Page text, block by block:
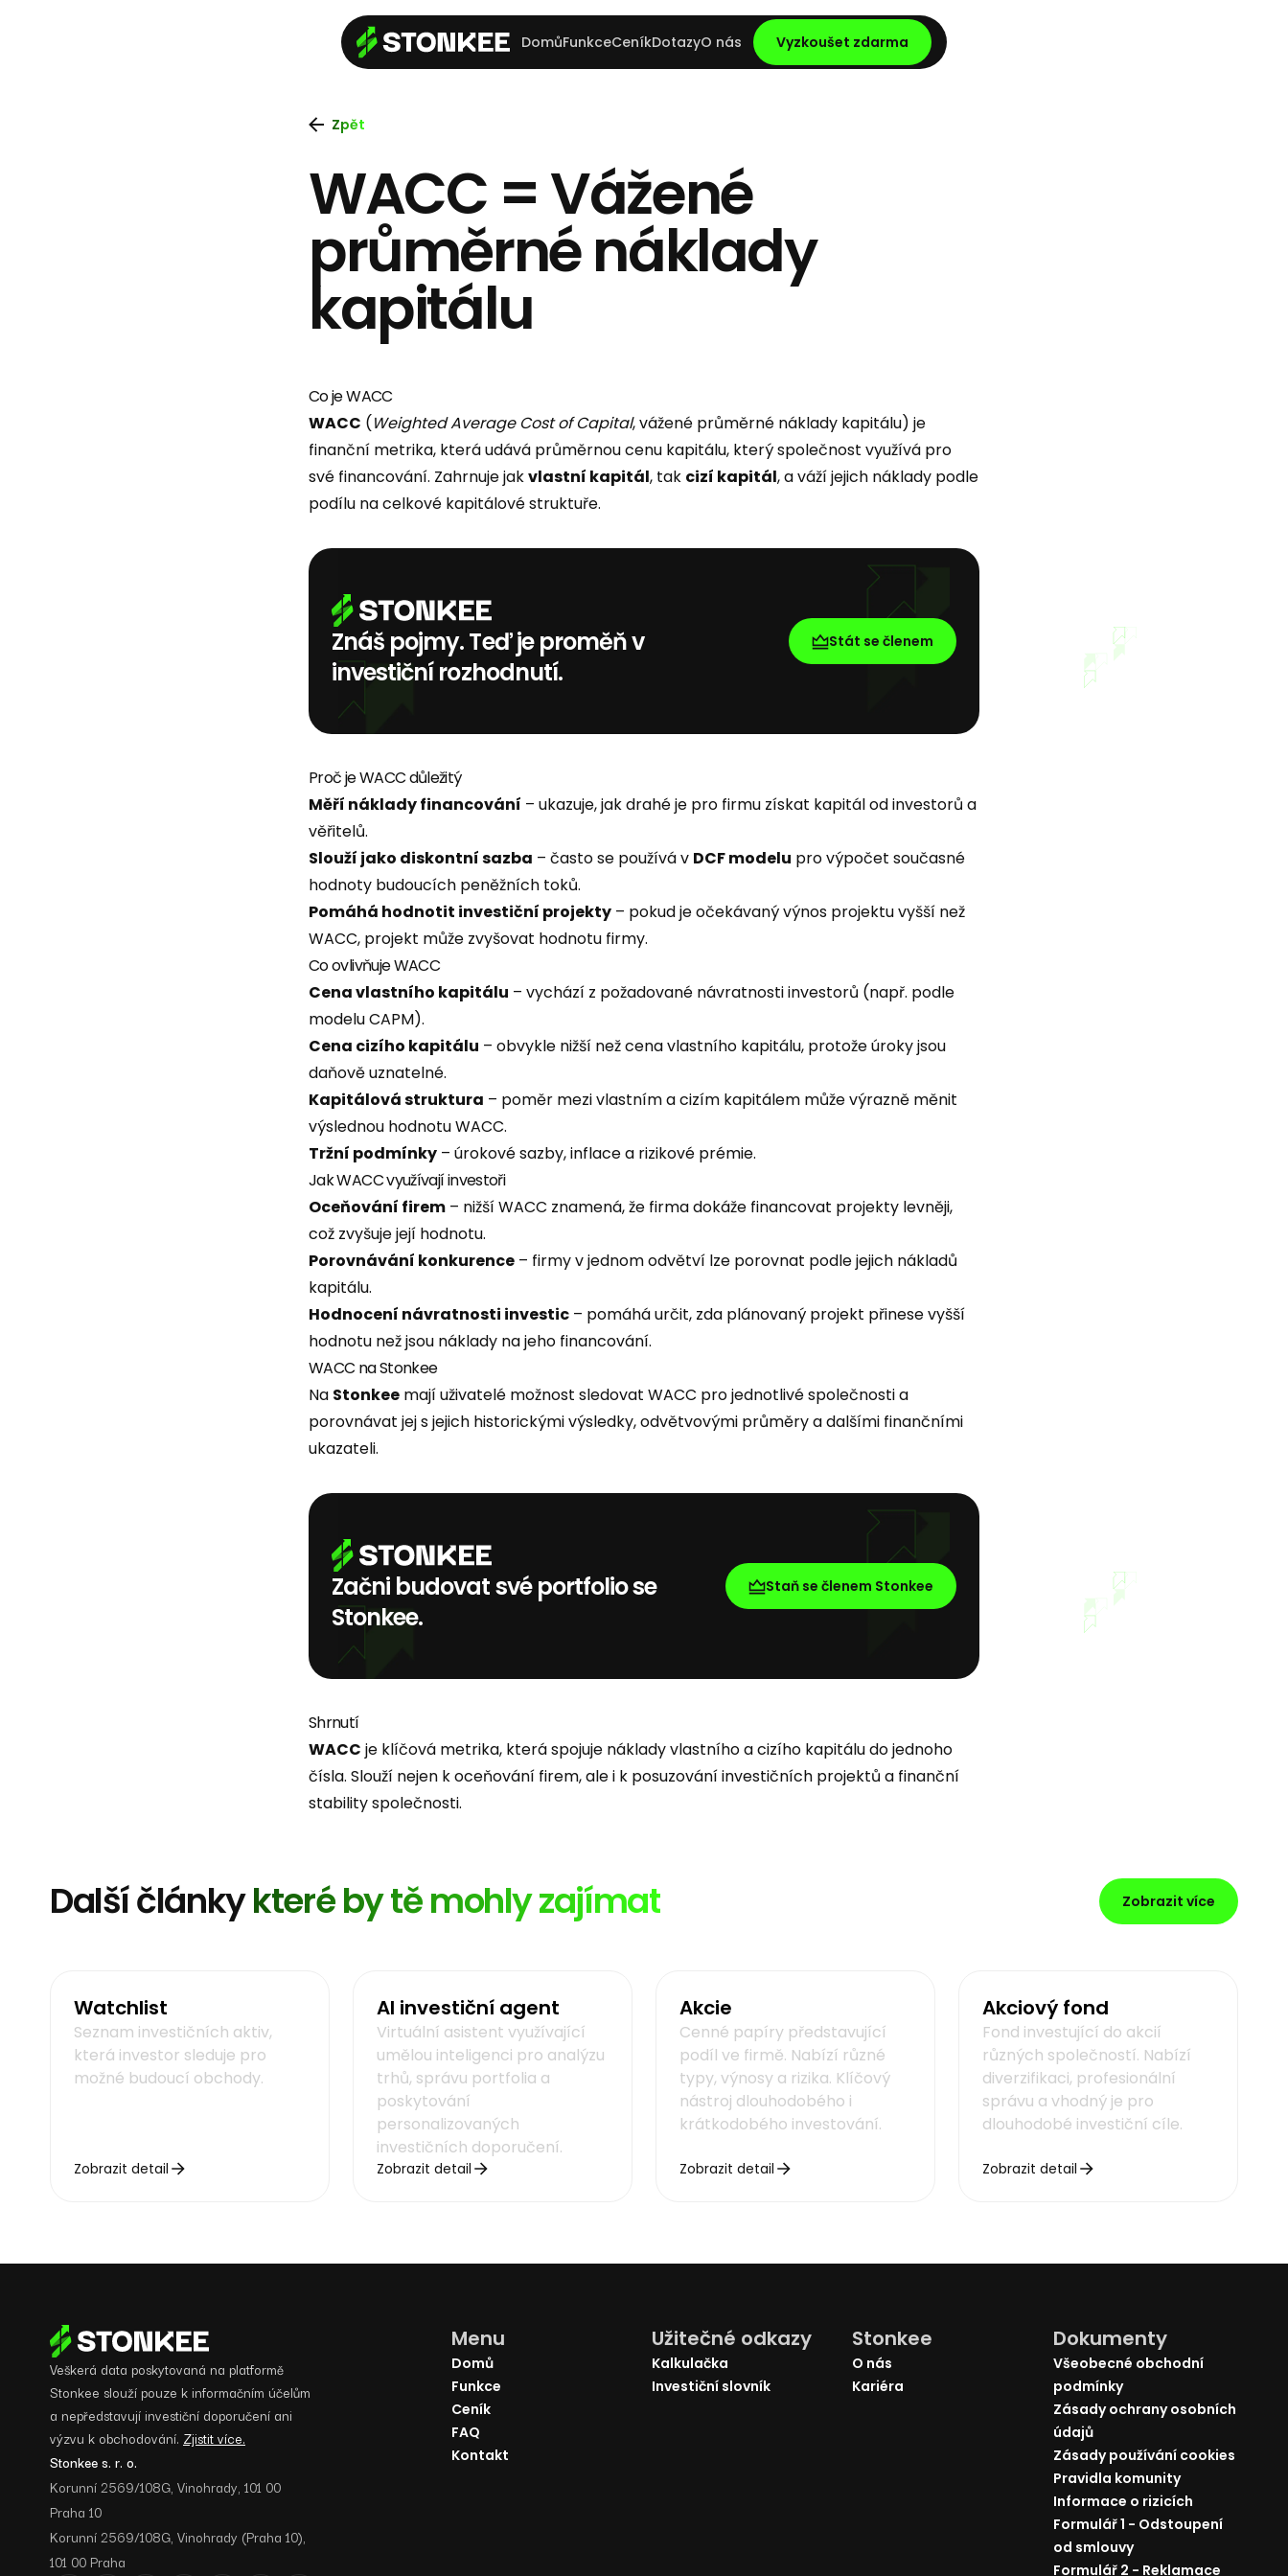
DomůFunkceCeníkDotazyO nás Vyzkoušet zdarma
Zpět
WACC = Vážené
průměrné náklady
kapitálu
Co je WACC
WACC (Weighted Average Cost of Capital, vážené průměrné náklady kapitálu) je
finanční metrika, která udává průměrnou cenu kapitálu, který společnost využívá pro
své financování. Zahrnuje jakvlastní kapitál, tak cizí kapitál, a váží jejich náklady podle
podílu na celkové kapitálové struktuře.
Znáš pojmy. Teď je proměň v
investiční rozhodnutí.
Stát se členem
Proč je WACC důležitý
Měří náklady financování – ukazuje, jak drahé je pro firmu získat kapitál od investorů a
věřitelů.
Slouží jako diskontní sazba – často se používá v DCF modelu pro výpočet současné
hodnoty budoucích peněžních toků.
Pomáhá hodnotit investiční projekty – pokud je očekávaný výnos projektu vyšší než
WACC, projekt může zvyšovat hodnotu firmy.
Co ovlivňuje WACC
Cena vlastního kapitálu – vychází z požadované návratnosti investorů (např. podle
modelu CAPM).
Cena cizího kapitálu – obvykle nižší než cena vlastního kapitálu, protože úroky jsou
daňově uznatelné.
Kapitálová struktura – poměr mezi vlastním a cizím kapitálem může výrazně měnit
výslednou hodnotu WACC.
Tržní podmínky – úrokové sazby, inflace a rizikové prémie.
Jak WACC využívají investoři
Oceňování firem – nižší WACC znamená, že firma dokáže financovat projekty levněji,
což zvyšuje její hodnotu.
Porovnávání konkurence – firmy v jednom odvětví lze porovnat podle jejich nákladů
kapitálu.
Hodnocení návratnosti investic – pomáhá určit, zda plánovaný projekt přinese vyšší
hodnotu než jsou náklady na jeho financování.
WACC na Stonkee
Na Stonkee mají uživatelé možnost sledovat WACC pro jednotlivé společnosti a
porovnávat jej s jejich historickými výsledky, odvětvovými průměry a dalšími finančními
ukazateli.
Začni budovat své portfolio se
Stonkee.
Staň se členem Stonkee
Shrnutí
WACC je klíčová metrika, která spojuje náklady vlastního a cizího kapitálu do jednoho
čísla. Slouží nejen k oceňování firem, ale i k posuzování investičních projektů a finanční
stability společnosti.
Další článkykteré by tě mohly zajímat Zobrazit více
Watchlist
Seznam investičních aktiv,
která investor sleduje pro
možné budoucí obchody.
Zobrazit detail
AI investiční agent
Virtuální asistent využívající
umělou inteligenci pro analýzu
trhů, správu portfolia a
poskytování
personalizovaných
investičních doporučení.
Zobrazit detail
Akcie
Cenné papíry představující
podíl ve firmě. Nabízí různé
typy, výnosy a rizika. Klíčový
nástroj dlouhodobého i
krátkodobého investování.
Zobrazit detail
Akciový fond
Fond investující do akcií
různých společností. Nabízí
diverzifikaci, profesionální
správu a vhodný je pro
dlouhodobé investiční cíle.
Zobrazit detail
Veškerá data poskytovaná na platformě
Stonkee slouží pouze k informačním účelům
a nepředstavují investiční doporučení ani
výzvu k obchodování. Zjistit více.
Stonkee s. r. o.
Korunní 2569/108G, Vinohrady, 101 00
Praha 10
Korunní 2569/108G, Vinohrady (Praha 10),
101 00 Praha
Menu
Domů
Funkce
Ceník
FAQ
Kontakt
Užitečné odkazy
Kalkulačka
Investiční slovník
Stonkee
O nás
Kariéra
Dokumenty
Všeobecné obchodní
podmínky
Zásady ochrany osobních
údajů
Zásady používání cookies
Pravidla komunity
Informace o rizicích
Formulář 1 - Odstoupení
od smlouvy
Formulář 2 - Reklamace